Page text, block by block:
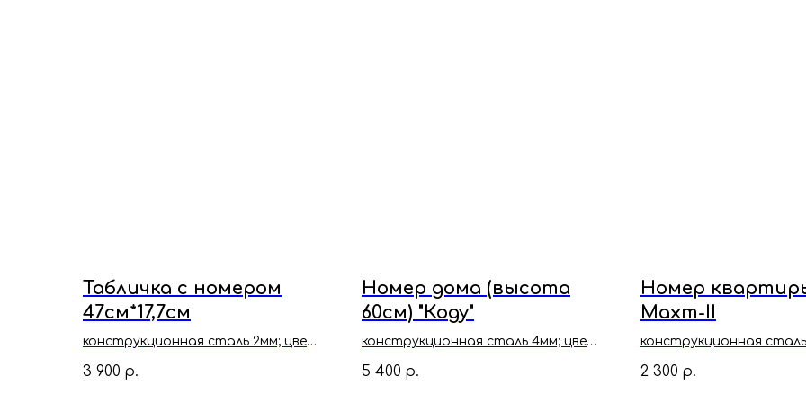
Табличка с номером
47см*17,7см
конструкционная сталь 2мм; цвет
3 900 р.
Номер дома (высота
60см) "Коду"
конструкционная сталь 4мм; цвет
5 400 р.
Номер
Махт-II
конструкционная
2 300 р.